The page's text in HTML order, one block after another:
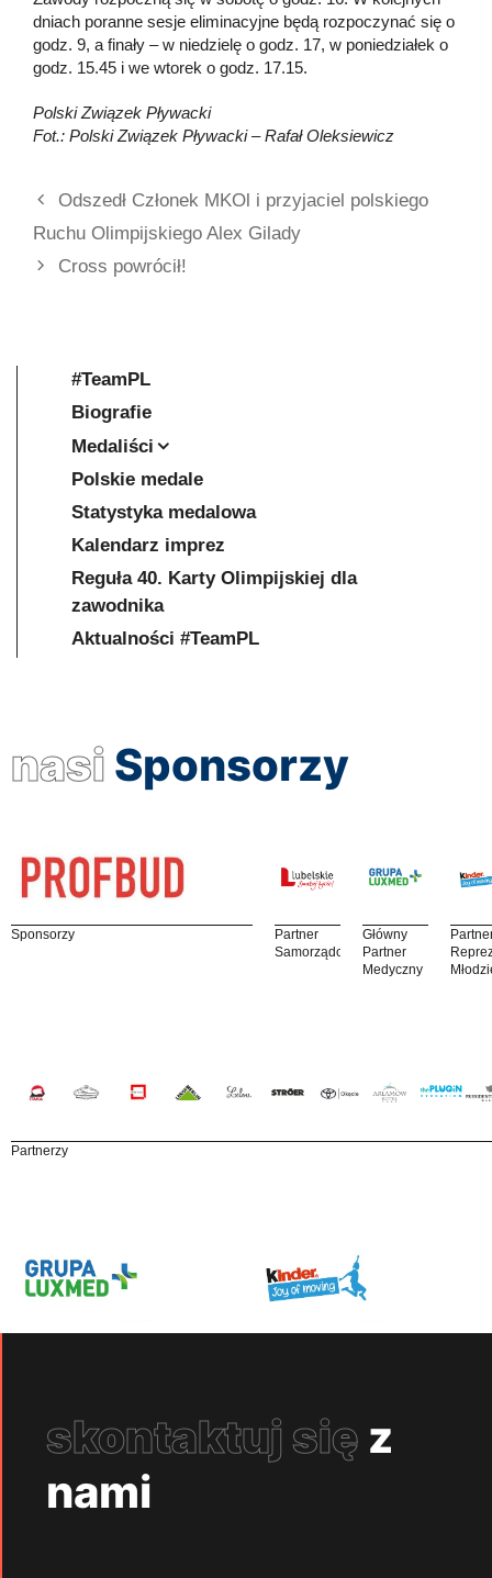
dniach poranne sesje eliminacyjne będą rozpoczynać się o
godz. 9, a finały – w niedzielę o godz. 17, w poniedziałek o
godz. 15.45 i we wtorek o godz. 17.15.
Polski Związek Pływacki
Fot.: Polski Związek Pływacki – Rafał Oleksiewicz
Odszedł Członek MKOl i przyjaciel polskiego
Ruchu Olimpijskiego Alex Gilady
Cross powrócił!
#TeamPL
Biografie
Medaliści
Polskie medale
Statystyka medalowa
Kalendarz imprez
Reguła 40. Karty Olimpijskiej dla
zawodnika
Aktualności #TeamPL
nasi Sponsorzy
Sponsorzy
Partner
Samorządowy
Główny
Partner
Medyczny
Partnerzy
skontaktuj się z
nami